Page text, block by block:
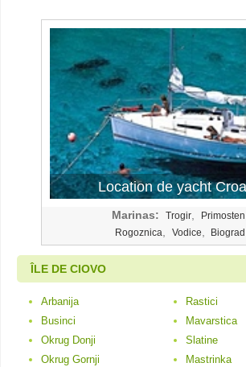
Location de yacht
Marinas: Trogir, Primosten
Rogoznica, Vodice, Biograd
ÎLE DE CIOVO
Arbanija
Rastici
Businci
Mavarstica
Okrug Donji
Slatine
Okrug Gornji
Mastrinka